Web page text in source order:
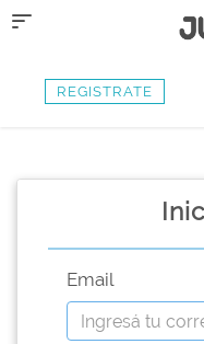
Toggle
REGISTRATE
Email